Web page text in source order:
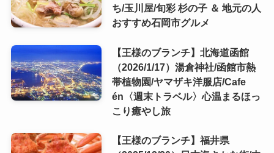
ち/玉川屋/旬彩 杉の子 ＆ 地元の人
おすすめ石岡市グルメ
【王様のブランチ】北海道函館
（2026/1/17）湯倉神社/函館市熱
帯植物園/ヤマザキ洋服店/Cafe
én〈週末トラベル〉心温まるほっ
こり癒やし旅
【王様のブランチ】福井県